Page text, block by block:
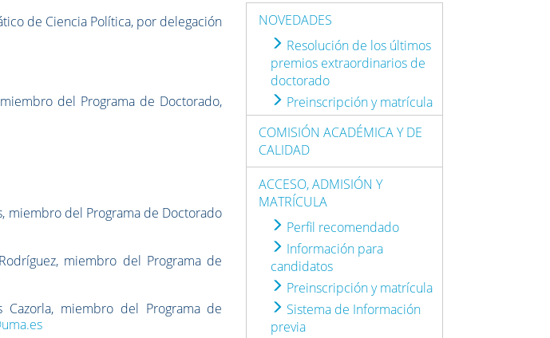
de Ciencia Política, por delegación
del Programa de Doctorado,
miembro del Programa de Doctorado
miembro del Programa de
Cazorla, miembro del Programa de
NOVEDADES
Resolución de los últimos
premios extraordinarios de
doctorado
Preinscripción y matrícula
COMISIÓN ACADÉMICA Y DE
CALIDAD
ACCESO, ADMISIÓN Y
MATRÍCULA
Perfil recomendado
Información para
candidatos
Preinscripción y matrícula
Sistema de Información
previa